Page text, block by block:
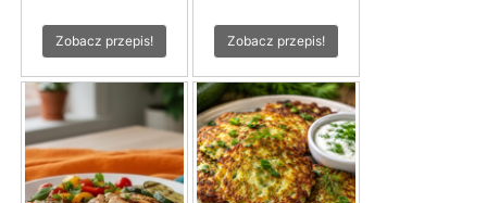
Zobacz przepis! Zobacz przepis!